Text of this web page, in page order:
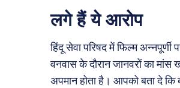
लगे हैं ये आरोप
हिंदू सेवा परिषद में फिल्म
वनवास के दौरान जानवरों का
अपमान होता है। आपको बता दे कि